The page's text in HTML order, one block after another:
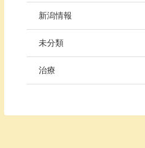
新潟情報
未分類
治療